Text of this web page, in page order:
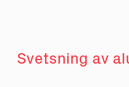
Svetsning av